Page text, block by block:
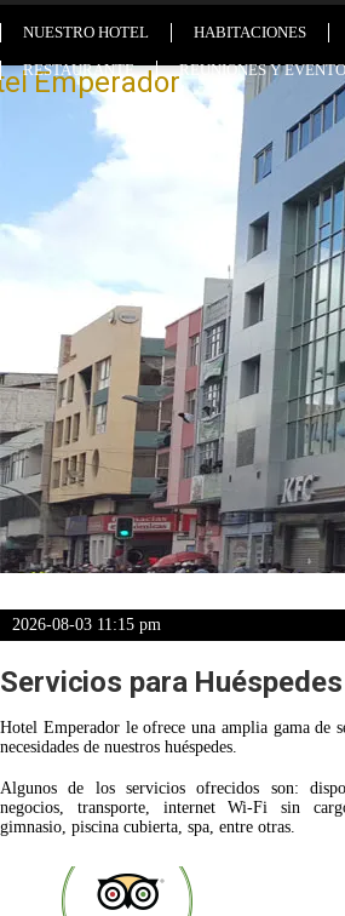
NUESTRO HOTEL HABITACIONES
RESTAURANTE REUNIONES Y
2026-08-03 11:15 pm
Servicios para Huéspedes
Hotel Emperador le ofrece una amplia gama de
necesidades de nuestros huéspedes.
Algunos de los servicios ofrecidos son:
negocios, transporte, internet Wi-Fi sin
gimnasio, piscina cubierta, spa, entre otras.